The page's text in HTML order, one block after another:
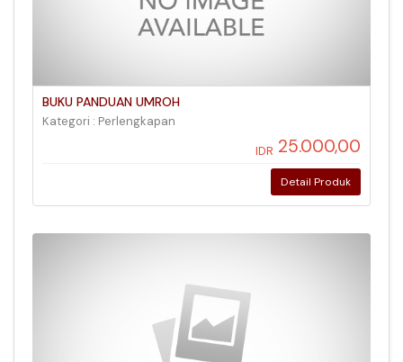
BUKU PANDUAN UMROH
Kategori : Perlengkapan
IDR 25.000,00
Detail Produk